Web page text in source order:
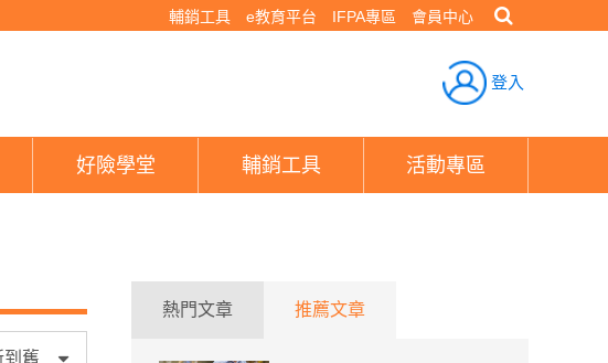
輔銷工具 e教育平台 IFPA專區 會員中心
登入
好險學堂 輔銷工具 活動專區
熱門文章 推薦文章